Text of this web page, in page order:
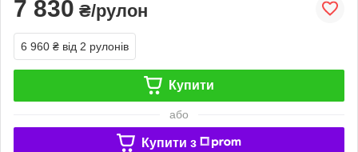
7 830 ₴/рулон
6 960 ₴ від 2 рулонів
Купити
або
Купити з